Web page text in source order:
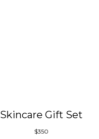
Skincare Gift Set
$350